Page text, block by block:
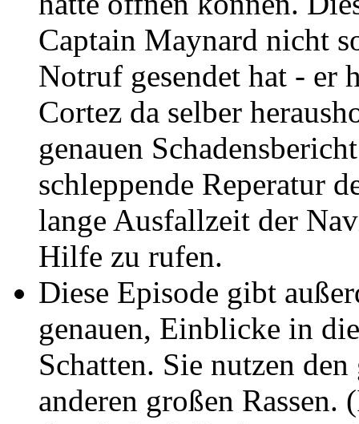
Captain Maynard nicht
Notruf gesendet hat - er
Cortez da selber
genauen
schleppende Reperatur
lange Ausfallzeit der
Hilfe zu rufen.
Diese Episode gibt
genauen, Einblicke in
Schatten. Sie nutzen
anderen großen